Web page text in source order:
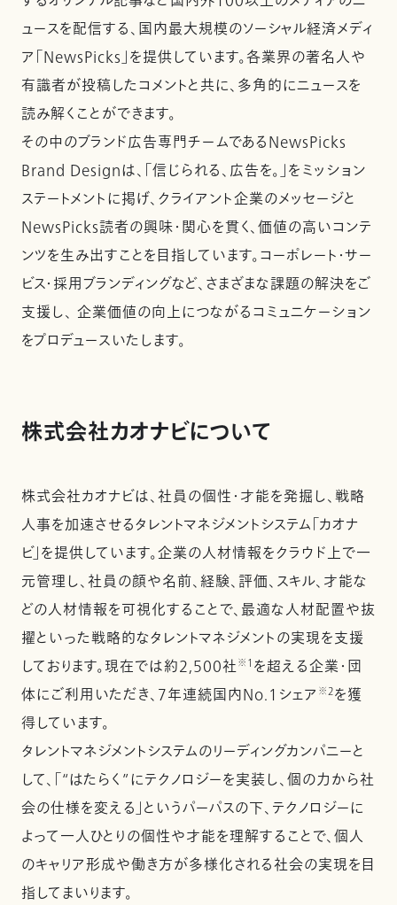
ュースを配信する、国内最大規模のソーシャル経済メディ
ア「NewsPicks」を提供しています。各業界の著名人や
有識者が投稿したコメントと共に、多角的にニュースを
読み解くことができます。
その中のブランド広告専門チームであるNewsPicks
Brand Designは、「信じられる、広告を。」をミッション
ステートメントに掲げ、クライアント企業のメッセージと
NewsPicks読者の興味・関心を貫く、価値の高いコンテ
ンツを生み出すことを目指しています。コーポレート・サー
ビス・採用ブランディングなど、さまざまな課題の解決をご
支援し、 企業価値の向上につながるコミュニケーション
をプロデュースいたします。
株式会社カオナビについて
株式会社カオナビは、社員の個性・才能を発掘し、戦略
人事を加速させるタレントマネジメントシステム「カオナ
ビ」を提供しています。企業の人材情報をクラウド上で一
元管理し、社員の顔や名前、経験、評価、スキル、才能な
どの人材情報を可視化することで、最適な人材配置や抜
擢といった戦略的なタレントマネジメントの実現を支援
しております。現在では約2,500社※1 を超える企業・団
体にご利用いただき、7年連続国内No.1シェア ※2を獲
得しています。
タレントマネジメントシステムのリーディングカンパニーと
して、「“はたらく”にテクノロジーを実装し、個の力から社
会の仕様を変える」というパーパスの下、テクノロジーに
よって一人ひとりの個性や才能を理解することで、個人
のキャリア形成や働き方が多様化される社会の実現を目
指してまいります。